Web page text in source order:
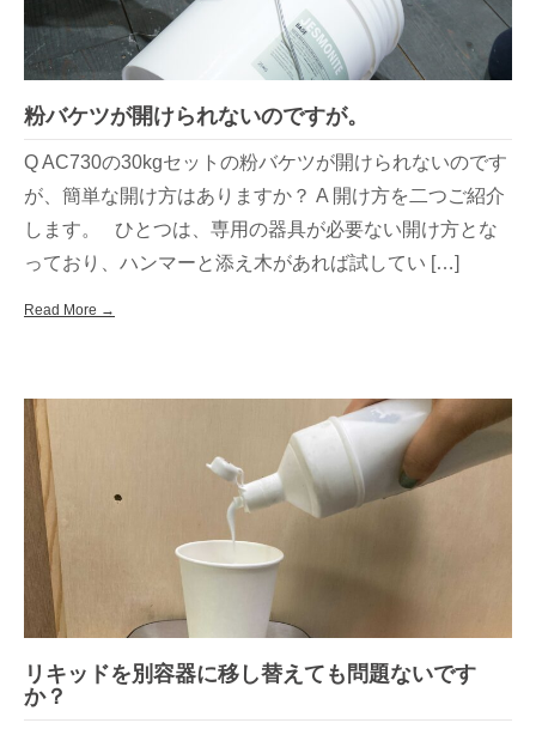
粉バケツが開けられないのですが。
Q AC730の30kgセットの粉バケツが開けられないのです
が、簡単な開け方はありますか？ A 開け方を二つご紹介
します。 ひとつは、専用の器具が必要ない開け方とな
っており、ハンマーと添え木があれば試してい […]
Read More →
リキッドを別容器に移し替えても問題ないです
か？